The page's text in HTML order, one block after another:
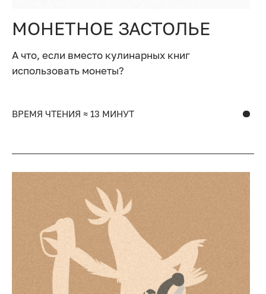
МОНЕТНОЕ ЗАСТОЛЬЕ
А что, если вместо кулинарных книг
использовать монеты?
ВРЕМЯ ЧТЕНИЯ ≈ 13 МИНУТ